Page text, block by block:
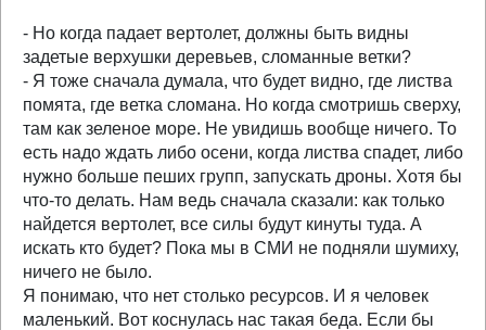
- Но когда падает вертолет, должны быть видны
задетые верхушки деревьев, сломанные ветки?
- Я тоже сначала думала, что будет видно, где листва
помята, где ветка сломана. Но когда смотришь сверху,
там как зеленое море. Не увидишь вообще ничего. То
есть надо ждать либо осени, когда листва спадет, либо
нужно больше пеших групп, запускать дроны. Хотя бы
что-то делать. Нам ведь сначала сказали: как только
найдется вертолет, все силы будут кинуты туда. А
искать кто будет? Пока мы в СМИ не подняли шумиху,
ничего не было.
Я понимаю, что нет столько ресурсов. И я человек
маленький. Вот коснулась нас такая беда. Если бы